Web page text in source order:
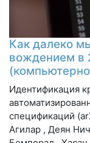
Как далеко
вождением в
Идентификация
спецификаций
Агилар , Деян